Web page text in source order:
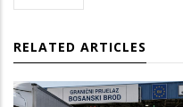
RELATED ARTICLES